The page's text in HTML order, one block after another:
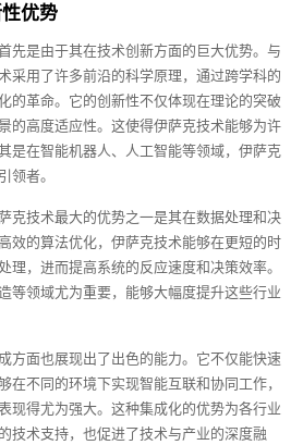
优势
先是由于其在技术创新方面的巨大优势。与
采用了许多前沿的科学原理，通过跨学科的
的革命。它的创新性不仅体现在理论的突破
的高度适应性。这使得伊萨克技术能够为许
是在智能机器人、人工智能等领域，伊萨克
领者。
克技术最大的优势之一是其在数据处理和决
效的算法优化，伊萨克技术能够在更短的时
理，进而提高系统的反应速度和决策效率。
等领域尤为重要，能够大幅度提升这些行业
方面也展现出了出色的能力。它不仅能快速
在不同的环境下实现智能互联和协同工作，
现得尤为强大。这种集成化的优势为各行业
技术支持，也促进了技术与产业的深度融